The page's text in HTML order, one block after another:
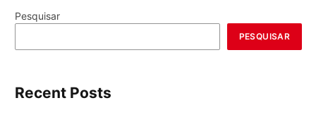
Pesquisar
PESQUISAR
Recent Posts